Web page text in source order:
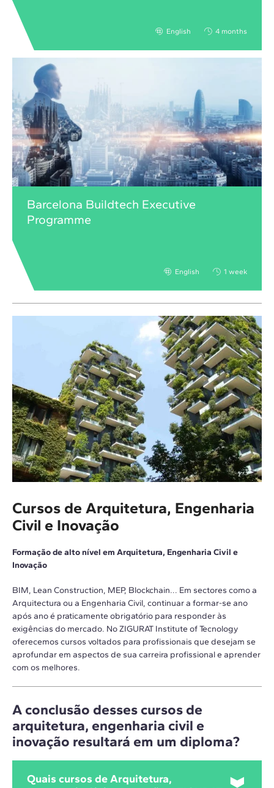
English 4 months
Barcelona Buildtech Executive
Programme
English 1 week
Cursos de Arquitetura, Engenharia
Civil e Inovação
Formação de alto nível em Arquitetura, Engenharia Civil e
Inovação
BIM, Lean Construction, MEP, Blockchain... Em sectores como a
Arquitectura ou a Engenharia Civil, continuar a formar-se ano
após ano é praticamente obrigatório para responder às
exigências do mercado. No ZIGURAT Institute of Tecnology
oferecemos cursos voltados para profissionais que desejam se
aprofundar em aspectos de sua carreira profissional e aprender
com os melhores.
A conclusão desses cursos de
arquitetura, engenharia civil e
inovação resultará em um diploma?
Quais cursos de Arquitetura,